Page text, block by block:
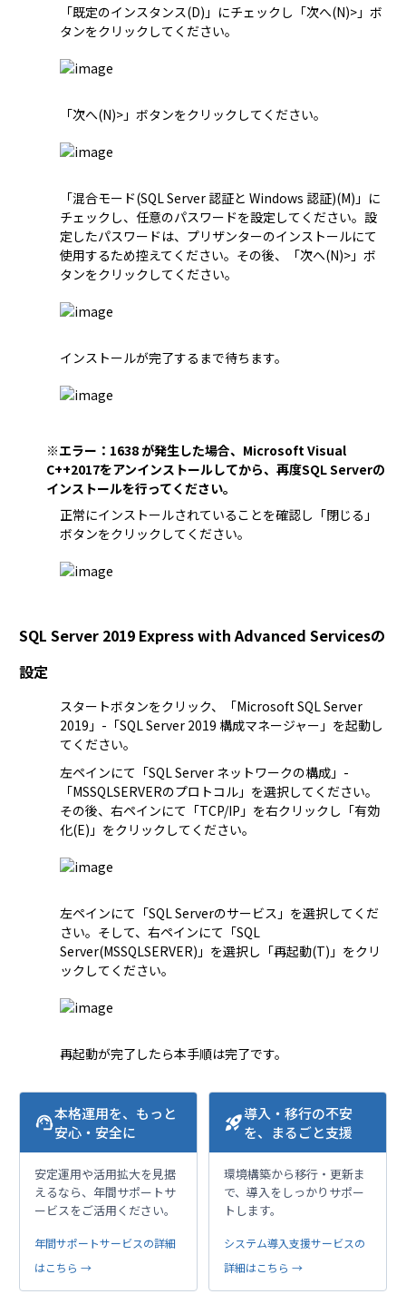
「既定のインスタンス(D)」にチェックし「次へ(N)>」ボ
タンをクリックしてください。
「次へ(N)>」ボタンをクリックしてください。
「混合モード(SQL Server 認証と Windows 認証)(M)」に
チェックし、任意のパスワードを設定してください。設
定したパスワードは、 プリザンターのインストールにて
使用するため控えてください。その後、「次へ(N)>」ボ
タンをクリックしてください。
インストールが完了するまで待ちます。
※エラー：1638 が発生した場合、Microsoft Visual
C++2017をアンインストールしてから、再度SQL Serverの
インストールを行ってください。
正常にインストールされていることを確認し「閉じる」
ボタンをクリックしてください。
SQL Server 2019 Express with Advanced Servicesの
設定
スタートボタンをクリック、「Microsoft SQL Server
2019」-「SQL Server 2019 構成マネージャー」を起動し
てください。
左ペインにて「SQL Server ネットワークの構成」-
「MSSQLSERVERのプロトコル」を選択してください。
その後、右ペインにて「TCP/IP」を右クリックし「有効
左ペインにて「SQL Serverのサービス」を選択してくだ
さい。そして、右ペインにて「SQL
Server(MSSQLSERVER)」を選択し「再起動(T)」をクリ
再起動が完了したら本手順は完了です。
support_agent本格運用を、もっと
安心・安全に
安定運用や活用拡大を見据
えるなら、年間サポートサ
ービスをご活用ください。
年間サポートサービスの詳細
はこちら →
rocket_launch導入・移行の不安
を、まるごと支援
環境構築から移行・更新ま
で、導入をしっかりサポー
トします。
システム導入支援サービスの
詳細はこちら →